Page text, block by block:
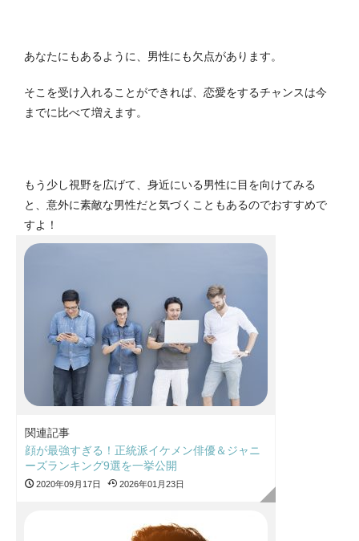
あなたにもあるように、男性にも欠点があります。
そこを受け入れることができれば、恋愛をするチャンスは今
までに比べて増えます。
もう少し視野を広げて、身近にいる男性に目を向けてみる
と、意外に素敵な男性だと気づくこともあるのでおすすめで
すよ！
関連記事
顔が最強すぎる！正統派イケメン俳優＆ジャニ
ーズランキング9選を一挙公開
2020年09月17日 2026年01月23日